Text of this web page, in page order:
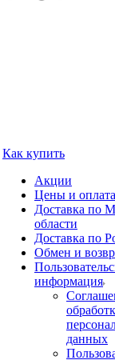
Как купить
Акции
Цены и оплата
Доставка по
области
Доставка по
Обмен и
информация
данных